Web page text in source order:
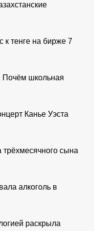
тенге на бирже 7
Почём школьная
Канье Уэста
трёхмесячного сына
алкоголь в
раскрыла